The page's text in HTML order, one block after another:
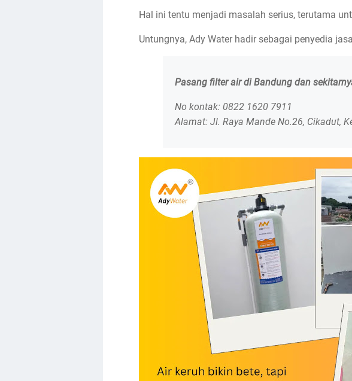
Hal ini tentu menjadi masalah serius, terutama
Untungnya, Ady Water hadir sebagai penyedia
Pasang filter air di Bandung dan
No kontak: 0822 1620 7911
Alamat: Jl. Raya Mande No.26, Cikadut,